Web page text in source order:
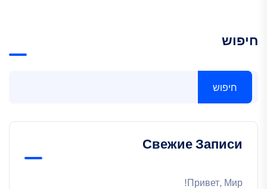
חיפוש
חיפוש
Свежие Записи
Привет, Мир!